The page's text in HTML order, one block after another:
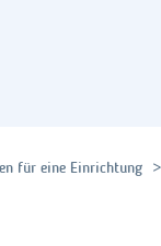
für eine Einrichtung